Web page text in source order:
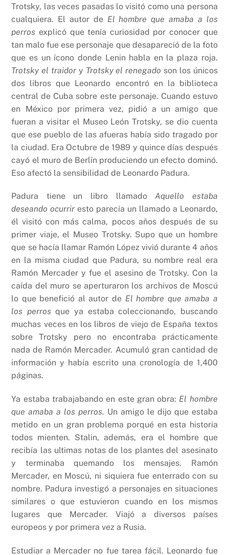
Trotsky, las veces pasadas lo visitó como una persona
cualquiera. El autor de El hombre que amaba a los
perros explicó que tenía curiosidad por conocer que
tan malo fue ese personaje que desapareció de la foto
que es un ícono donde Lenin habla en la plaza roja.
Trotsky el traidor y Trotsky el renegado son los únicos
dos libros que Leonardo encontró en la biblioteca
central de Cuba sobre este personaje. Cuando estuvo
en México por primera vez, pidió a un amigo que
fueran a visitar el Museo León Trotsky, se dio cuenta
que ese pueblo de las afueras había sido tragado por
la ciudad. Era Octubre de 1989 y quince días después
cayó el muro de Berlín produciendo un efecto dominó.
Eso afectó la sensibilidad de Leonardo Padura.
Padura tiene un libro llamadoAquello estaba
deseando ocurrir esto parecía un llamado a Leonardo,
él visitó con más calma, pocos años después de su
primer viaje, el Museo Trotsky. Supo que un hombre
que se hacía llamar Ramón López vivió durante 4 años
en la misma ciudad que Padura, su nombre real era
Ramón Mercader y fue el asesino de Trotsky. Con la
caída del muro se aperturaron los archivos de Moscú
lo que benefició al autor de El hombre que amaba a
los perrosque ya estaba coleccionando, buscando
muchas veces en los libros de viejo de España textos
sobre Trotsky pero no encontraba prácticamente
nada de Ramón Mercader. Acumuló gran cantidad de
información y había escrito una cronología de 1,400
páginas.
Ya estaba trabajabando en este gran obra: El hombre
que amaba a los perros. Un amigo le dijo que estaba
metido en un gran problema porqué en esta historia
todos mienten. Stalin, además, era el hombre que
recibía las ultimas notas de los plantes del asesinato
y terminaba quemando los mensajes. Ramón
Mercader, en Moscú, ni siquiera fue enterrado con su
nombre. Padura investigó a personajes en situaciones
similares o que estuvieron cuando en los mismos
lugares que Mercader. Viajó a diversos países
europeos y por primera vez a Rusia.
Estudiar a Mercader no fue tarea fácil. Leonardo fue